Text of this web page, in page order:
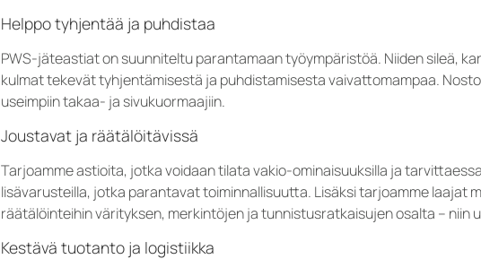
Helppo tyhjentää ja puhdistaa
PWS-jäteastiat on suunniteltu parantamaan työympäristöä. Niiden sileä,
kulmat tekevät tyhjentämisestä ja puhdistamisesta vaivattomampaa.
useimpiin takaa- ja sivukuormaajiin.
Joustavat ja räätälöitävissä
Tarjoamme astioita, jotka voidaan tilata vakio-ominaisuuksilla ja
lisävarusteilla, jotka parantavat toiminnallisuutta. Lisäksi tarjoamme laajat
räätälöinteihin värityksen, merkintöjen ja tunnistusratkaisujen osalta – niin
Kestävä tuotanto ja logistiikka